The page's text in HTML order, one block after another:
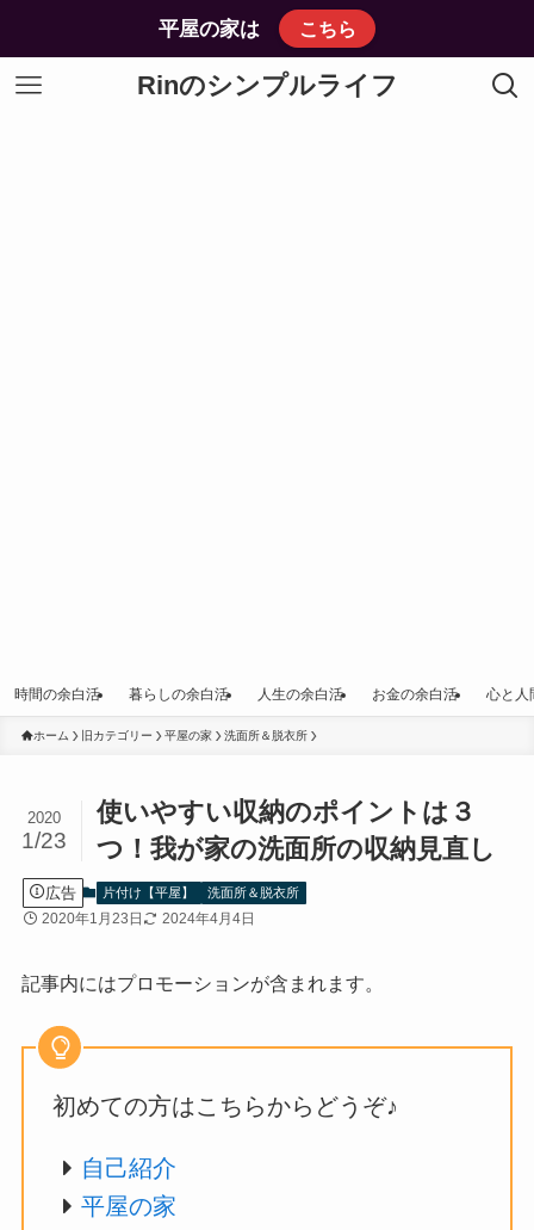
平屋の家は こちら
Rinのシンプルライフ
時間の余白活 暮らしの余白活 人生の余白活 お金の余白活 心と人
ホーム 旧カテゴリー 平屋の家 洗面所＆脱衣所
使いやすい収納のポイントは３
つ！我が家の洗面所の収納見直し
2020
1/23
広告 片付け【平屋】 洗面所＆脱衣所
2020年1月23日 2024年4月4日
記事内にはプロモーションが含まれます。
初めての方はこちらからどうぞ♪
自己紹介
平屋の家